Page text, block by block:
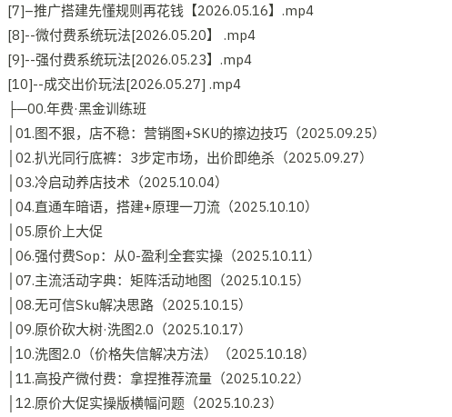
[7]–推广搭建先懂规则再花钱【2026.05.16】.mp4
[8]--微付费系统玩法[2026.05.20】 .mp4
[9]--强付费系统玩法[2026.05.23】.mp4
[10]--成交出价玩法[2026.05.27] .mp4
├─00.年费·黑金训练班
│01.图不狠，店不稳：营销图+SKU的擦边技巧（2025.09.25）
│02.扒光同行底裤：3步定市场，出价即绝杀（2025.09.27）
│03.冷启动养店技术（2025.10.04）
│04.直通车暗语，搭建+原理一刀流（2025.10.10）
│05.原价上大促
│06.强付费Sop：从0-盈利全套实操（2025.10.11）
│07.主流活动字典：矩阵活动地图（2025.10.15）
│08.无可信Sku解决思路（2025.10.15）
│09.原价砍大树·洗图2.0（2025.10.17）
│10.洗图2.0（价格失信解决方法）（2025.10.18）
│11.高投产微付费：拿捏推荐流量（2025.10.22）
│12.原价大促实操版横幅问题（2025.10.23）